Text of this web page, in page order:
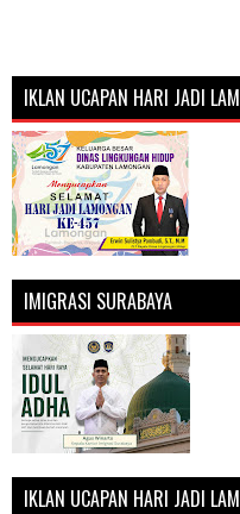
IKLAN UCAPAN HARI JADI
IMIGRASI SURABAYA
IKLAN UCAPAN HARI JADI